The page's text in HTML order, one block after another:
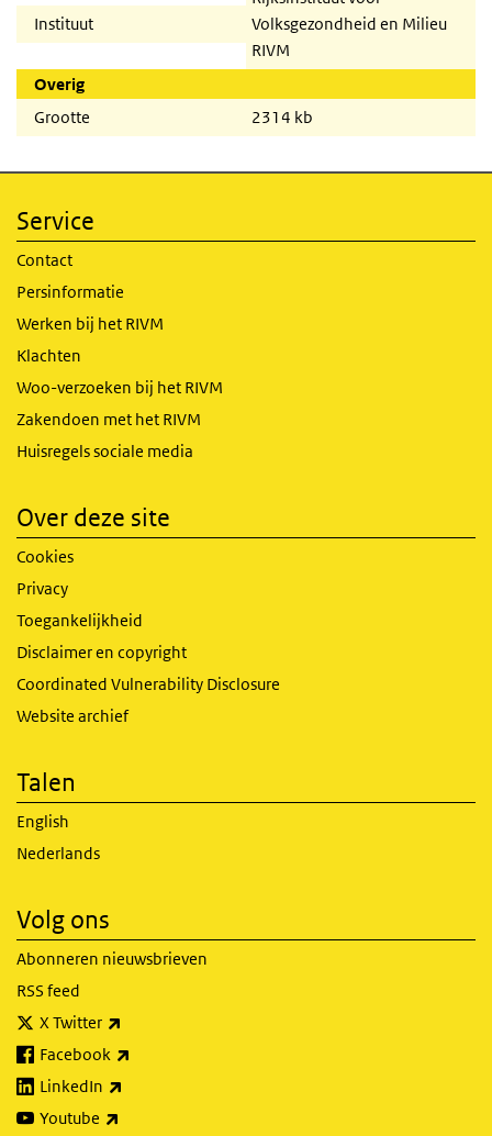
Instituut
Volksgezondheid en Milieu
RIVM
Overig
Grootte
2314 kb
Service
Contact
Persinformatie
Werken bij het RIVM
Klachten
Woo-verzoeken bij het RIVM
Zakendoen met het RIVM
Huisregels sociale media
Over deze site
Cookies
Privacy
Toegankelijkheid
Disclaimer en copyright
Coordinated Vulnerability Disclosure
Website archief
Talen
English
Nederlands
Volg ons
Abonneren nieuwsbrieven
RSS feed
X Twitter
Facebook
LinkedIn
Youtube